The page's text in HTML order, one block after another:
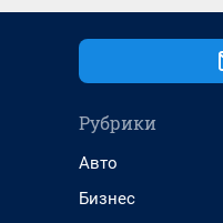
Рубрики
Авто
Бизнес